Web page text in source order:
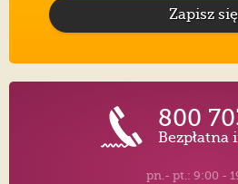
Zapisz się
800
pn.- pt.: 9:00 -